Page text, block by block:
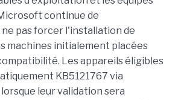
continue de
pas forcer l'installation de
machines initialement placées
Les appareils éligibles
KB5121767 via
leur validation sera